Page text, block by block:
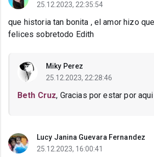
25.12.2023, 22:35:54
que historia tan bonita , el amor hizo
felices sobretodo Edith
Miky Perez
25.12.2023, 22:28:46
Beth Cruz, Gracias por estar por
Lucy Janina Guevara Fernandez
25.12.2023, 16:00:41